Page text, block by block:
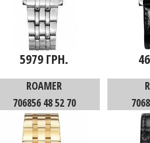
5979 ГРН.
ROAMER
706856 48 52 70